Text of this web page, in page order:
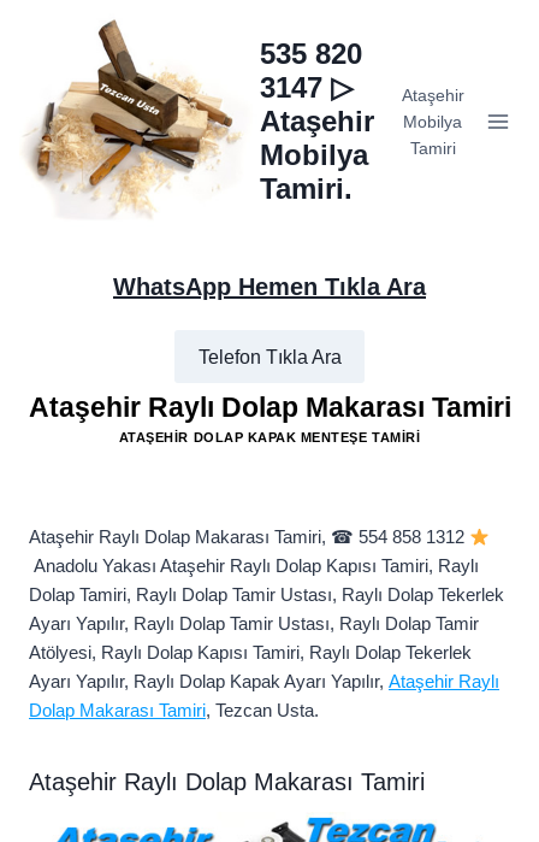
535 820
3147 ▷
Ataşehir
Mobilya
Tamiri.
Ataşehir
Mobilya
Tamiri
WhatsApp Hemen Tıkla Ara
Telefon Tıkla Ara
Ataşehir Raylı Dolap Makarası Tamiri
ATAŞEHIR DOLAP KAPAK MENTEŞE TAMIRI
Ataşehir Raylı Dolap Makarası Tamiri, ☎ 554 858 1312
Anadolu Yakası Ataşehir Raylı Dolap Kapısı Tamiri, Raylı
Dolap Tamiri, Raylı Dolap Tamir Ustası, Raylı Dolap Tekerlek
Ayarı Yapılır, Raylı Dolap Tamir Ustası, Raylı Dolap Tamir
Atölyesi, Raylı Dolap Kapısı Tamiri, Raylı Dolap Tekerlek
Ayarı Yapılır, Raylı Dolap Kapak Ayarı Yapılır, Ataşehir Raylı
Dolap Makarası Tamiri, Tezcan Usta.
Ataşehir Raylı Dolap Makarası Tamiri